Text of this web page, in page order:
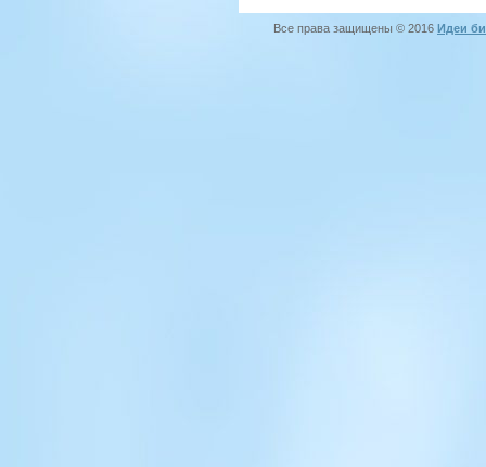
Все права защищены © 2016 Идеи